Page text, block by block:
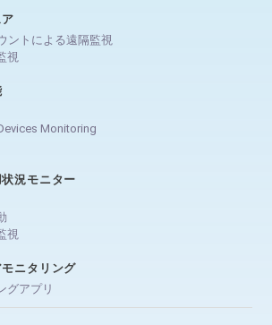
ントによる遠隔監視
視
Monitoring
況モニター
視
ニタリング
グアプリ